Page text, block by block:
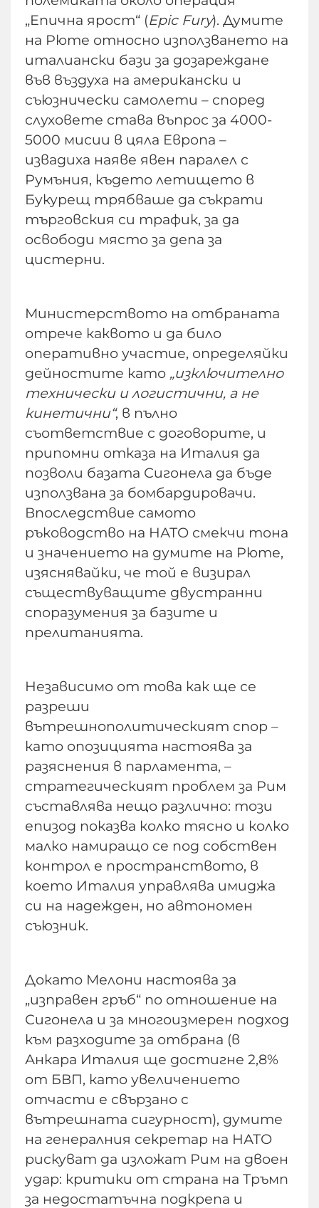
„Епична ярост“ (Epic Fury). Думите
на Рюте относно използването на
италиански бази за дозареждане
във въздуха на американски и
съюзнически самолети – според
слуховете става въпрос за 4000-
5000 мисии в цяла Европа –
извадиха наяве явен паралел с
Румъния, където летището в
Букурещ трябваше да съкрати
търговския си трафик, за да
освободи място за депа за
цистерни.
Министерството на отбраната
отрече каквото и да било
оперативно участие, определяйки
дейностите като „изключително
технически и логистични, а не
кинетични“, в пълно
съответствие с договорите, и
припомни отказа на Италия да
позволи базата Сигонела да бъде
използвана за бомбардировачи.
Впоследствие самото
ръководство на НАТО смекчи тона
и значението на думите на Рюте,
изяснявайки, че той е визирал
съществуващите двустранни
споразумения за базите и
прелитанията.
Независимо от това как ще се
разреши
вътрешнополитическият спор –
като опозицията настоява за
разяснения в парламента, –
стратегическият проблем за Рим
съставлява нещо различно: този
епизод показва колко тясно и колко
малко намиращо се под собствен
контрол е пространството, в
което Италия управлява имиджа
си на надежден, но автономен
съюзник.
Докато Мелони настоява за
„изправен гръб“ по отношение на
Сигонела и за многоизмерен подход
към разходите за отбрана (в
Анкара Италия ще достигне 2,8%
от БВП, като увеличението
отчасти е свързано с
вътрешната сигурност), думите
на генералния секретар на НАТО
рискуват да изложат Рим на двоен
удар: критики от страна на Тръмп
за недостатъчна подкрепа и